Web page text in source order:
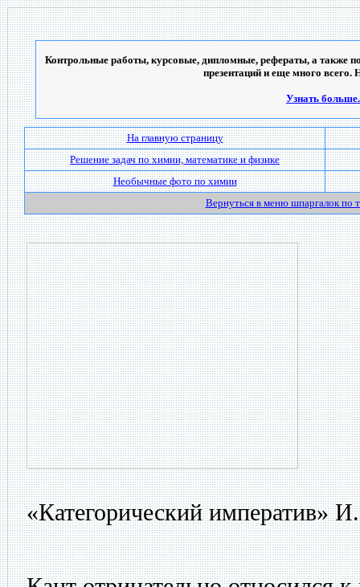
Контрольные работы, курсовые, дипломные, рефераты, а также
презентаций и еще много всего.
Узнать
На главную страницу
Решение задач по химии, математике и физике
Необычные фото по химии
Вернуться в меню шпаргалок по
«Категорический императив»